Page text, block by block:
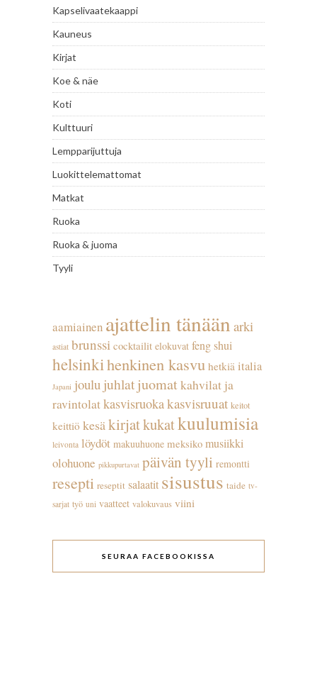
Kapselivaatekaappi
Kauneus
Kirjat
Koe & näe
Koti
Kulttuuri
Lempparijuttuja
Luokittelemattomat
Matkat
Ruoka
Ruoka & juoma
Tyyli
aamiainen ajattelin tänään arki
astiat brunssi cocktailit elokuvat feng shui
helsinkihenkinen kasvu hetkiä italia
Japani joulu juhlatjuomatkahvilat ja
ravintolatkasvisruokakasvisruuat keitot
keittiö kesä kirjatkukatkuulumisia
leivonta löydöt makuuhuone meksiko musiikki
olohuone pikkupurtavat päivän tyyli remontti
resepti reseptit salaatit sisustus taide tv-
sarjat työ uni vaatteet valokuvaus viini
SEURAA FACEBOOKISSA